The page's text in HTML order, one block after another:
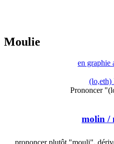
Moulie
en graphie
(lo,eth)
Prononcer
molin /
prononcer plutôt "mouli".